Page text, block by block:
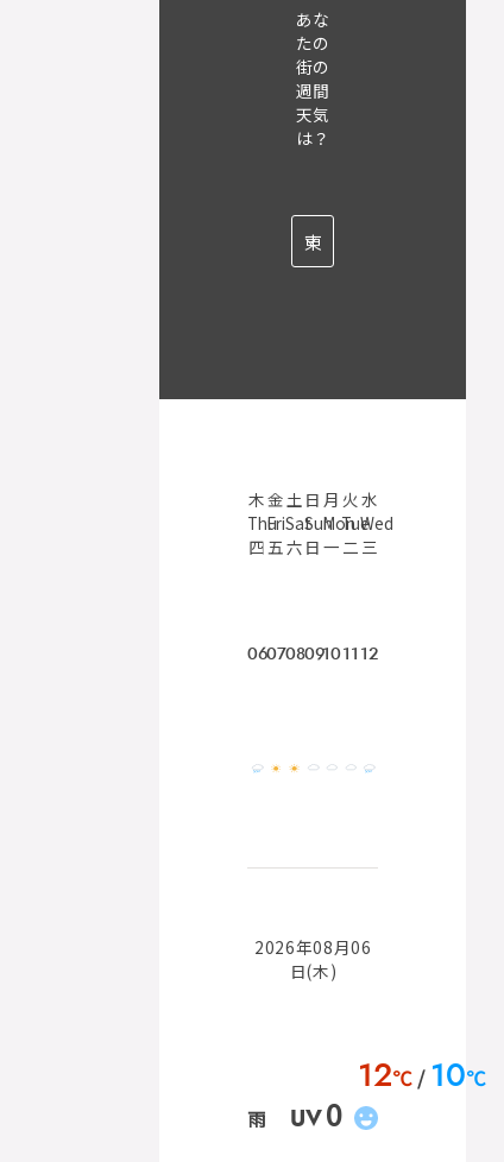
あな
たの
街の
週間
天気
は？
木
Thu
四
06
金
Fri
五
07
土
Sat
六
08
日
Sun
日
09
月
Mon
一
10
火
Tue
二
11
水
Wed
三
12
2026年08月06
日(木)
12℃ 10℃
雨 UV0